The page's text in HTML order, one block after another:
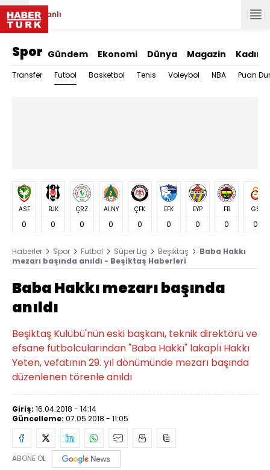
Canlı
Spor Gündem Ekonomi Dünya Magazin Kadın
Transfer Futbol Basketbol Tenis Voleybol NBA Puan
ASF
0
BJK
0
ÇRZ
0
ALNY
0
ÇFK
0
EFK
0
EYP
0
FB
0
GS
0
Haberler Spor Futbol Süper Lig Beşiktaş
Baba Hakkı
mezarı başında anıldı - Beşiktaş Haberleri
Baba Hakkı mezarı başında
anıldı
Beşiktaş Kulübü'nün eski başkanı, teknik direktörü ve
efsane futbolcularından "Baba Hakkı" lakaplı Hakkı
Yeten, vefatının 29. yıl dönümünde mezarı başında
düzenlenen törenle anıldı
Giriş: 16.04.2018 - 14:14
Güncelleme: 07.05.2018 - 11:05
ABONE OL